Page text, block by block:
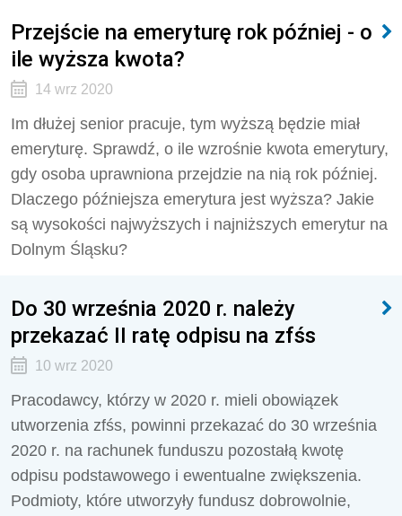
Przejście na emeryturę rok później - o
ile wyższa kwota?
14 wrz 2020
Im dłużej senior pracuje, tym wyższą będzie miał
emeryturę. Sprawdź, o ile wzrośnie kwota emerytury,
gdy osoba uprawniona przejdzie na nią rok później.
Dlaczego późniejsza emerytura jest wyższa? Jakie
są wysokości najwyższych i najniższych emerytur na
Dolnym Śląsku?
Do 30 września 2020 r. należy
przekazać II ratę odpisu na zfśs
10 wrz 2020
Pracodawcy, którzy w 2020 r. mieli obowiązek
utworzenia zfśs, powinni przekazać do 30 września
2020 r. na rachunek funduszu pozostałą kwotę
odpisu podstawowego i ewentualne zwiększenia.
Podmioty, które utworzyły fundusz dobrowolnie,